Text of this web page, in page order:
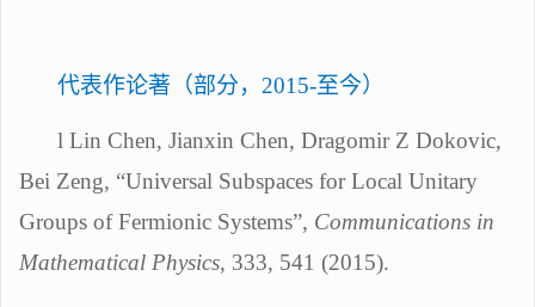
代表作论著（部分， 2015-至今）
l Lin Chen, Jianxin Chen, Dragomir Z Dokovic,
Bei Zeng, “Universal Subspaces for Local Unitary
Groups of Fermionic Systems”, Communications in
Mathematical Physics, 333, 541 (2015).